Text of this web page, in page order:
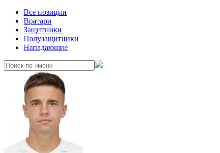
Все позиции
Вратари
Защитники
Полузащитники
Нападающие